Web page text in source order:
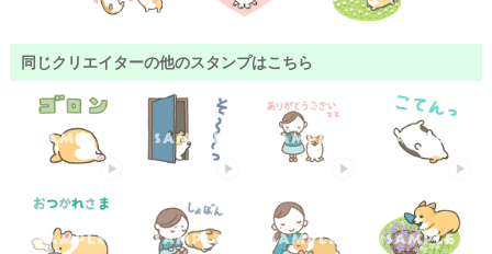
同じクリエイターの他のスタンプはこちら